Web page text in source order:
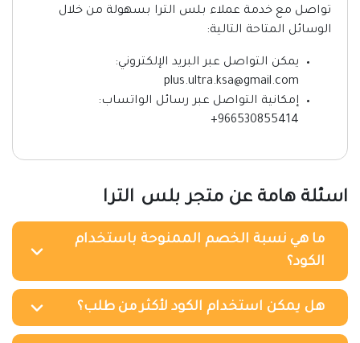
تواصل مع خدمة عملاء بلس الترا بسهولة من خلال
الوسائل المتاحة التالية:
يمكن التواصل عبر البريد الإلكتروني:
plus.ultra.ksa@gmail.com
إمكانية التواصل عبر رسائل الواتساب:
966530855414+
اسئلة هامة عن متجر بلس الترا
ما هي نسبة الخصم الممنوحة باستخدام
الكود؟
هل يمكن استخدام الكود لأكثر من طلب؟